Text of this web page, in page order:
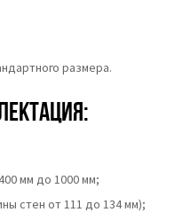
размера.
мм до 1000 мм;
стен от 111 до 134 мм);